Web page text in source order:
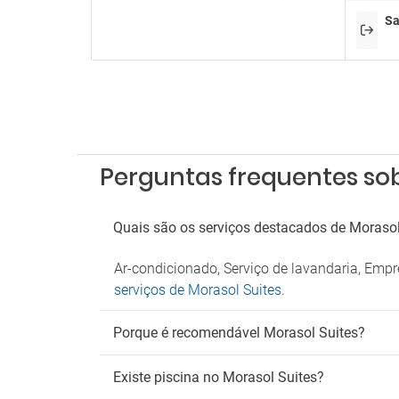
Zona
Wifi
Perguntas frequentes
Quais são os serviços destacados de
Ar-condicionado, Serviço de lavandaria,
serviços de Morasol Suites.
Porque é recomendável Morasol Suites?
Existe piscina no Morasol Suites?